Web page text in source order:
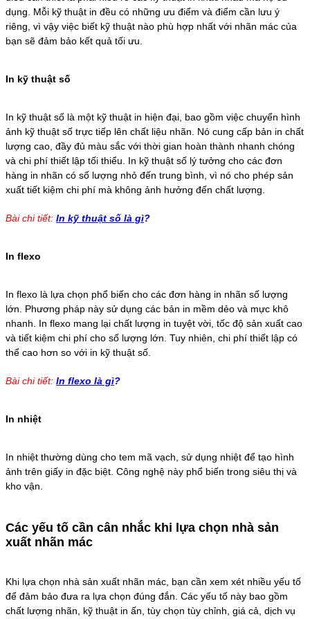
dụng. Mỗi kỹ thuật in đều có những ưu điểm và điểm cần lưu ý
riêng, vì vậy việc biết kỹ thuật nào phù hợp nhất với nhãn mác của
bạn sẽ đảm bảo kết quả tối ưu.
In kỹ thuật số
In kỹ thuật số là một kỹ thuật in hiện đại, bao gồm việc chuyển hình
ảnh kỹ thuật số trực tiếp lên chất liệu nhãn. Nó cung cấp bản in chất
lượng cao, đầy đủ màu sắc với thời gian hoàn thành nhanh chóng
và chi phí thiết lập tối thiểu. In kỹ thuật số lý tưởng cho các đơn
hàng in nhãn có số lượng nhỏ đến trung bình, vì nó cho phép sản
xuất tiết kiệm chi phí mà không ảnh hưởng đến chất lượng.
Bài chi tiết: In kỹ thuật số là gì?
In flexo
In flexo là lựa chọn phổ biến cho các đơn hàng in nhãn số lượng
lớn. Phương pháp này sử dụng các bản in mềm dẻo và mực khô
nhanh. In flexo mang lại chất lượng in tuyệt vời, tốc độ sản xuất cao
và tiết kiệm chi phí cho số lượng lớn. Tuy nhiên, chi phí thiết lập có
thể cao hơn so với in kỹ thuật số.
Bài chi tiết: In flexo là gì?
In nhiệt
In nhiệt thường dùng cho tem mã vạch, sử dụng nhiệt để tạo hình
ảnh trên giấy in đặc biệt. Công nghệ này phổ biến trong siêu thị và
kho vận.
Các yếu tố cần cân nhắc khi lựa chọn nhà sản
xuất nhãn mác
Khi lựa chọn nhà sản xuất nhãn mác, bạn cần xem xét nhiều yếu tố
để đảm bảo đưa ra lựa chọn đúng đắn. Các yếu tố này bao gồm
chất lượng nhãn, kỹ thuật in ấn, tùy chọn tùy chỉnh, giá cả, dịch vụ